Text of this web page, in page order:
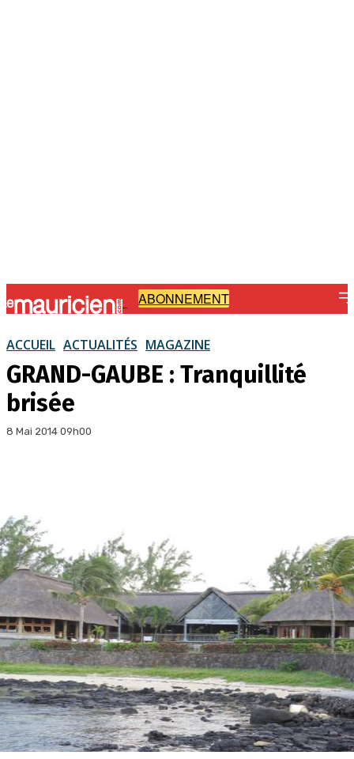
- ABONNEMENT
ACCUEIL ACTUALITÉS MAGAZINE
GRAND-GAUBE : Tranquillité
brisée
8 Mai 2014 09h00